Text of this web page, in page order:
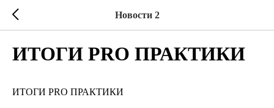
Новости 2
ИТОГИ PRO ПРАКТИКИ
ИТОГИ PRO ПРАКТИКИ